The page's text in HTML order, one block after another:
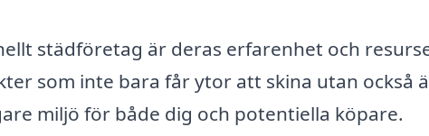
städföretag är deras erfarenhet och
som inte bara får ytor att skina utan också
miljö för både dig och potentiella köpare.